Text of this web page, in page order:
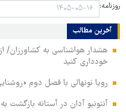
روزنامه:
آخرین مطالب
هشدار هواشناسی به کشاورزان/
خودداری کنید
رویا نونهالی با فصل دوم
آنتونیو آدان در آستانه